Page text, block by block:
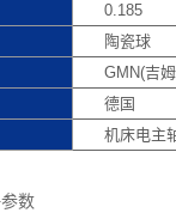
0.185
陶瓷球
GMN(吉
德国
机床电主
数